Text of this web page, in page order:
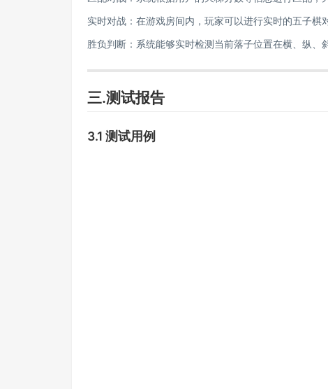
实时对战：在游戏房间内，玩家可以进行实时的五子棋
胜负判断：系统能够实时检测当前落子位置在横、纵、
三.测试报告
3.1 测试用例